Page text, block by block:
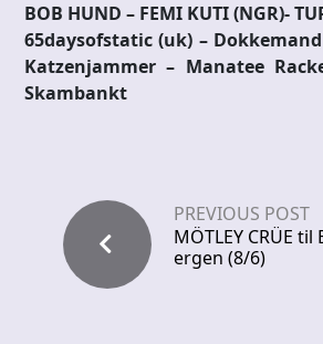
BOB HUND – FEMI KUTI (NGR)-
65daysofstatic (uk) –
Katzenjammer – Manatee
Skambankt
PREVIOUS POST
MÖTLEY CRÜE til
ergen (8/6)